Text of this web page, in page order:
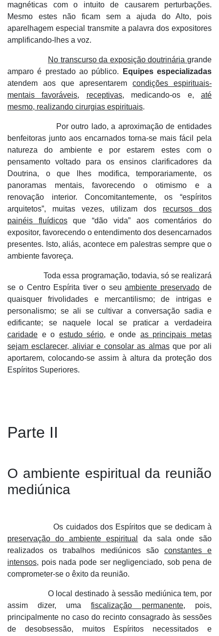
magnéticas com o intuito de causarem perturbações.
Mesmo estes não ficam sem a ajuda do Alto, pois
aparelhagem especial transmite a palavra dos expositores
amplificando-lhes a voz.
No transcurso da exposição doutrináriagrande
amparo é prestado ao público.
Equipes especializadas
atendem aos que apresentaremcondições espirituais-
mentais favoráveis, receptivas, medicando-os e,até
mesmo, realizando cirurgias espirituais.
Por outro lado, a aproximação de entidades
benfeitoras junto aos encarnados torna-se mais fácil pela
natureza do ambiente e por estarem estes com o
pensamento voltado para os ensinos clarificadores da
Doutrina, o que lhes modifica, temporariamente, os
panoramas mentais, favorecendo o otimismo e a
renovação interior. Concomitantemente, os “espíritos
arquitetos”, muitas vezes, utilizam dos recursos dos
painéis fluídicosque “dão vida” aos comentários do
expositor, favorecendo o entendimento dos desencarnados
presentes. Isto, aliás, acontece em palestras sempre que o
ambiente favoreça.
Toda essa programação, todavia, só se realizará
se o Centro Espírita tiver o seuambiente preservado de
quaisquer frivolidades e mercantilismo; de intrigas e
personalismo; se ali se cultivar a conversação sadia e
edificante; se naquele local se praticar a verdadeira
caridade e o estudo sério, e onde as principais metas
sejam esclarecer, aliviar e consolar as almasque por ali
aportarem, colocando-se assim à altura da proteção dos
Espíritos Superiores.
Parte II
O ambiente espiritual da reunião
mediúnica
Os cuidados dos Espíritos que se dedicam à
preservação do ambiente espiritual
da sala onde são
realizados os trabalhos mediúnicos são constantes e
intensos, pois nada pode ser negligenciado, sob pena de
comprometer-se o êxito da reunião.
O local destinado à sessão mediúnica tem, por
assim dizer, uma fiscalização permanente, pois,
principalmente no caso do recinto consagrado às sessões
de desobsessão, muitos Espíritos necessitados e